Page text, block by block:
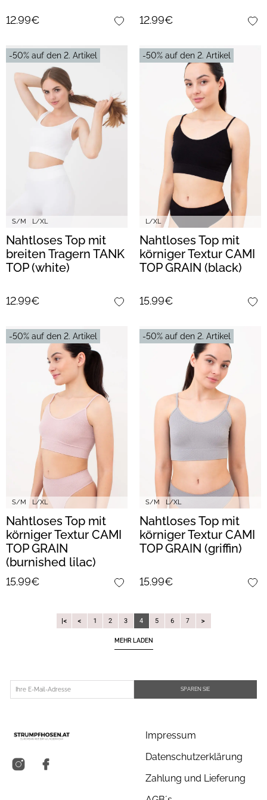
12.99€ 12.99€
S/M L/XL
-50% auf den 2. Artikel
Nahtloses Top mit
breiten Tragern TANK
TOP (white)
12.99€
L/XL
-50% auf den 2. Artikel
Nahtloses Top mit
körniger Textur CAMI
TOP GRAIN (black)
15.99€
S/M L/XL
-50% auf den 2. Artikel
Nahtloses Top mit
körniger Textur CAMI
TOP GRAIN
(burnished lilac)
15.99€
S/M L/XL
-50% auf den 2. Artikel
Nahtloses Top mit
körniger Textur CAMI
TOP GRAIN (griffin)
15.99€
MEHR LADEN
1 2 3 4 5 6 7
SPAREN SIE
Impressum
Datenschutzerklärung
Zahlung und Lieferung